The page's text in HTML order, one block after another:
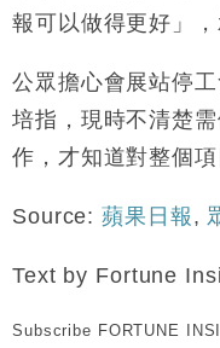
報可以做得更好」
公眾擔心會展站停
培指，現時不清楚
作，才知道對整個項
Source:蘋果日報 ,
Text by Fortune
Subscribe FORTUNE